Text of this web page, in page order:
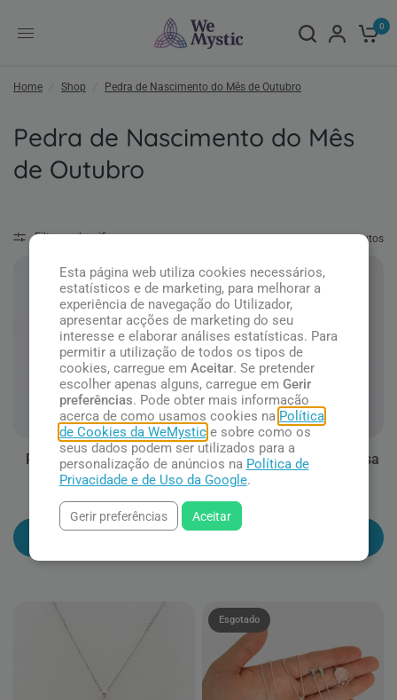
0
Home Shop Pedra de Nascimento do Mês de Outubro
Pedra de Nascimento do Mês
de Outubro
Filtrar e classificar 48 produtos
Pulseira Fina de Quartzo
Rosa e 7 Chakras
R$ 57,90
Japamala de Quartzo Rosa
Esgotado
Esta página web utiliza cookies necessários,
estatísticos e de marketing, para melhorar a
experiência de navegação do Utilizador,
apresentar acções de marketing do seu
interesse e elaborar análises estatísticas. Para
permitir a utilização de todos os tipos de
cookies, carregue em Aceitar. Se pretender
escolher apenas alguns, carregue em Gerir
preferências. Pode obter mais informação
acerca de como usamos cookies na Política
de Cookies da WeMystice sobre como os
seus dados podem ser utilizados para a
personalização de anúncios na Política de
Privacidade e de Uso da Google.
Gerir preferências Aceitar